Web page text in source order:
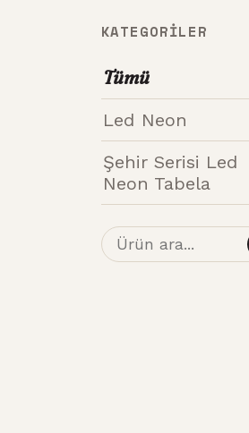
KATEGORILER
Tümü
Led Neon
Şehir Serisi Led
Neon Tabela